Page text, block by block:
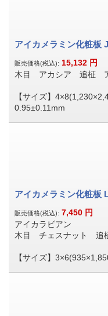
アイカメラミン化粧板
販売価格(税込): 15,132 円
木目 アカシア 追柾 ア
【サイズ】
0.95±0.11mm
アイカメラミン化粧板
販売価格(税込): 7,450 円
アイカラビアン
木目 チェスナット 追
【サイズ】